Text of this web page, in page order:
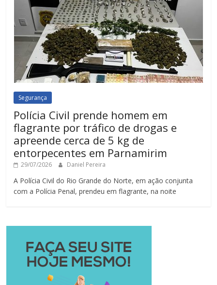
Segurança
Polícia Civil prende homem em
flagrante por tráfico de drogas e
apreende cerca de 5 kg de
entorpecentes em Parnamirim
29/07/2026 Daniel Pereira
A Polícia Civil do Rio Grande do Norte, em ação conjunta
com a Polícia Penal, prendeu em flagrante, na noite